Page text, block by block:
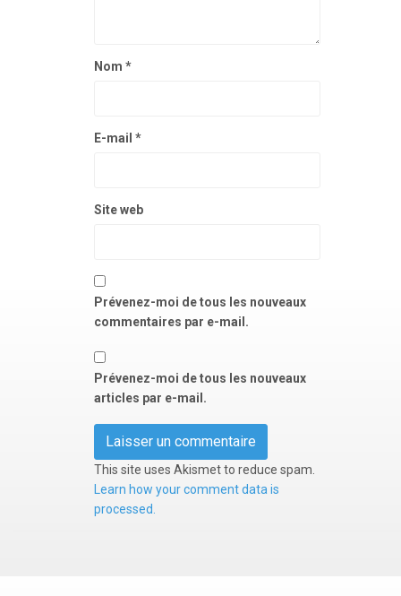
Nom *
E-mail *
Site web
Prévenez-moi de tous les nouveaux
commentaires par e-mail.
Prévenez-moi de tous les nouveaux
articles par e-mail.
This site uses Akismet to reduce spam.
Learn how your comment data is
processed.